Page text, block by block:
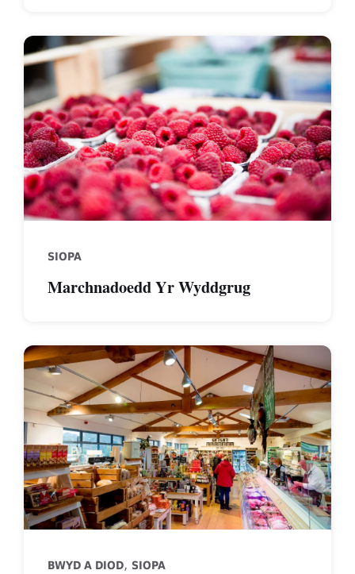
raspberries
SIOPA
Marchnadoedd Yr Wyddgrug
Rhug
Estate
Organic
Farm
Shop
and
Bistro
BWYD A DIOD, SIOPA